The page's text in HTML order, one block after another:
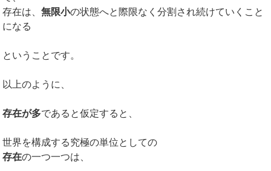
存在は、無限小の状態へと際限なく分割され続けていくこと
になる
ということです。
以上のように、
存在が多であると仮定すると、
世界を構成する究極の単位としての
存在の一つ一つは、